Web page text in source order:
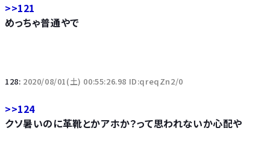
>>121
めっちゃ普通やで
128: 2020/08/01(土) 00:55:26.98 ID:qreqZn2/0
>>124
クソ暑いのに革靴とかアホか？って思われないか心配や